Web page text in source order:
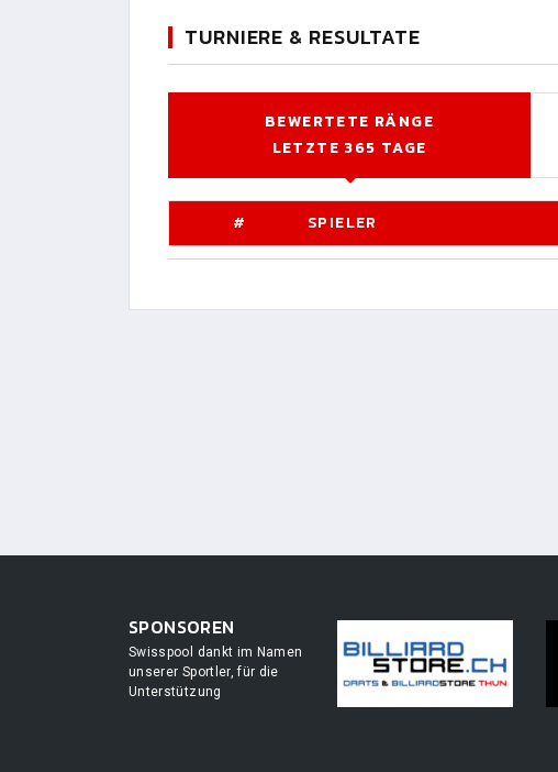
TURNIERE & RESULTATE
BEWERTETE RÄNGE
LETZTE 365 TAGE
# SPIELER
SPONSOREN
Swisspool dankt im Namen
unserer Sportler, für die
Unterstützung